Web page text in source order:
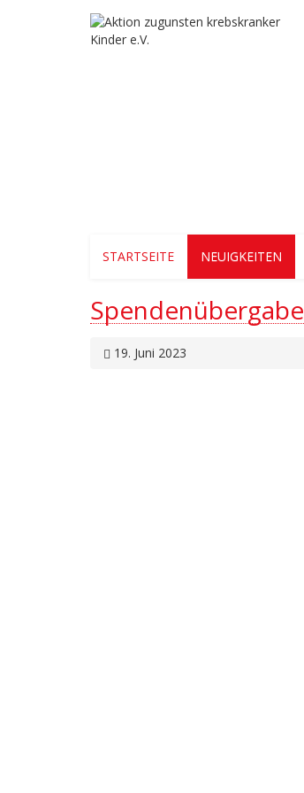
STARTSEITE NEUIGKEITEN
Spendenübergabe
19. Juni 2023